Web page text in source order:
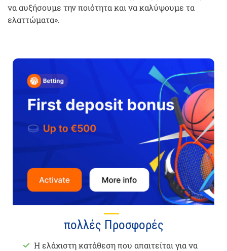
να αυξήσουμε την ποιότητα και να καλύψουμε τα
ελαττώματα».
πολλές Προσφορές
Η ελάχιστη κατάθεση που απαιτείται για να